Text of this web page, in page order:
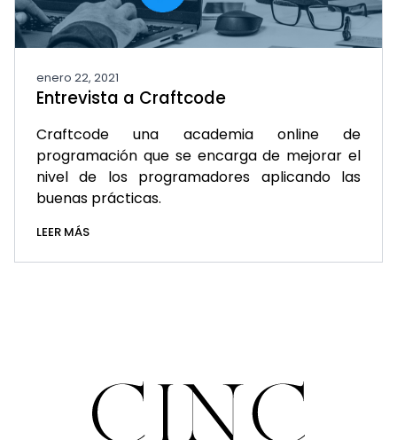
enero 22, 2021
Entrevista a Craftcode
Craftcode una academia online de
programación que se encarga de mejorar el
nivel de los programadores aplicando las
buenas prácticas.
LEER MÁS